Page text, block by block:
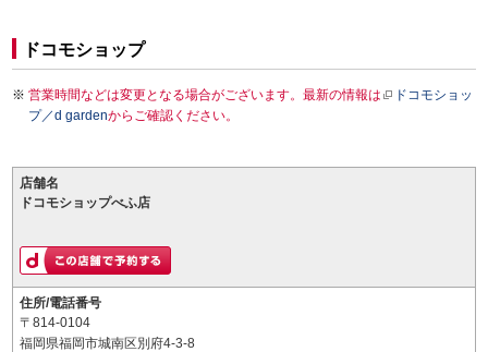
ドコモショップ
営業時間などは変更となる場合がございます。最新の情報は
ドコモショッ
プ／d gardenからご確認ください。
店舗名
ドコモショップべふ店
住所/電話番号
〒814-0104
福岡県福岡市城南区別府4-3-8